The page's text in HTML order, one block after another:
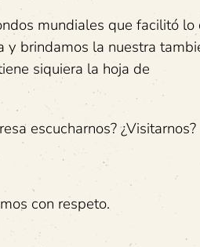
mundiales que facilitó lo
y brindamos la nuestra
siquiera la hoja de
escucharnos? ¿Visitarnos?
con respeto.